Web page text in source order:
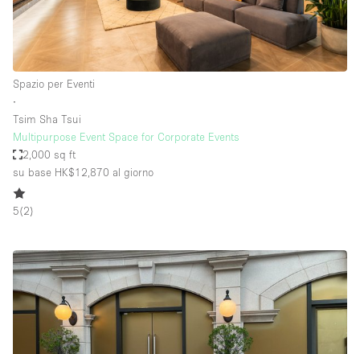
Spazio per Eventi
∙
Tsim Sha Tsui
Multipurpose Event Space for Corporate Events
2,000 sq ft
su base HK$12,870 al giorno
5(2)